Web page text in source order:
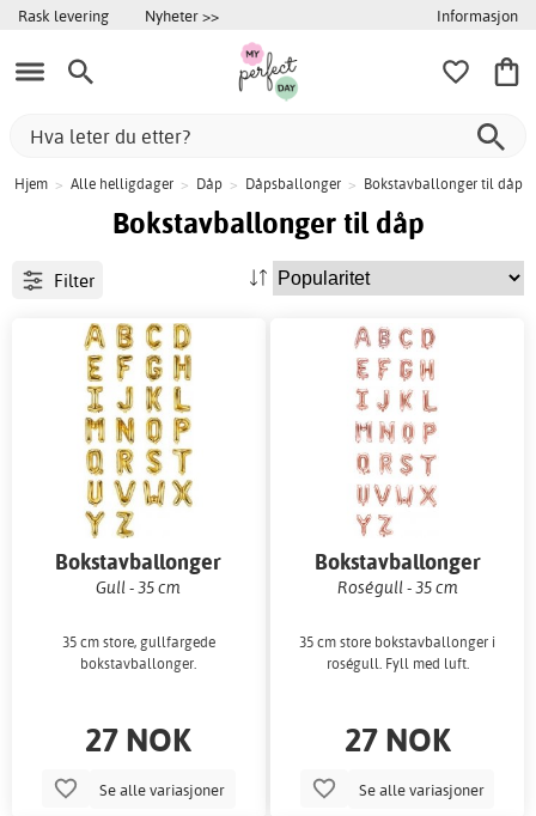
Rask levering Nyheter >> Informasjon
Hjem > Alle helligdager > Dåp > Dåpsballonger > Bokstavballonger til dåp
Bokstavballonger til dåp
Filter
Bokstavballonger
Gull - 35 cm
35 cm store, gullfargede
bokstavballonger.
27 NOK
Se alle variasjoner
Bokstavballonger
Roségull - 35 cm
35 cm store bokstavballonger i
roségull. Fyll med luft.
27 NOK
Se alle variasjoner